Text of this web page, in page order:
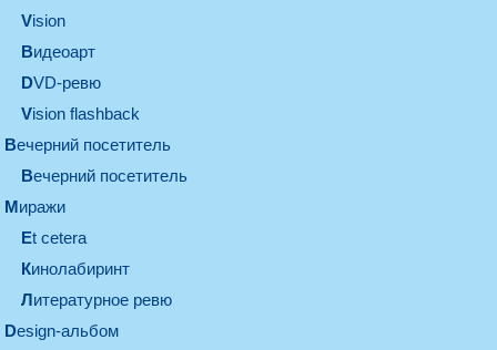
vision
видеоарт
DVD-ревю
Vision flashback
вечерний посетитель
вечерний посетитель
миражи
et cetera
кинолабиринт
литературное ревю
design-альбом